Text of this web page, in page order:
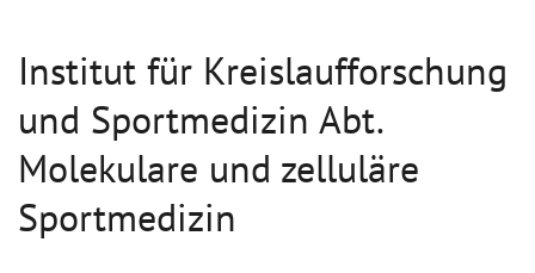
Institut für Kreislaufforschung
und Sportmedizin Abt.
Molekulare und zelluläre
Sportmedizin